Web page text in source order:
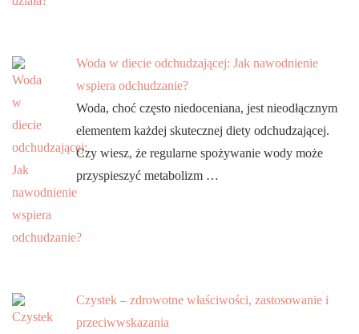
Woda w diecie odchudzającej: Jak nawodnienie
wspiera odchudzanie?
Woda, choć często niedoceniana, jest nieodłącznym
elementem każdej skutecznej diety odchudzającej.
Czy wiesz, że regularne spożywanie wody może
przyspieszyć metabolizm …
Czystek – zdrowotne właściwości, zastosowanie i
przeciwwskazania